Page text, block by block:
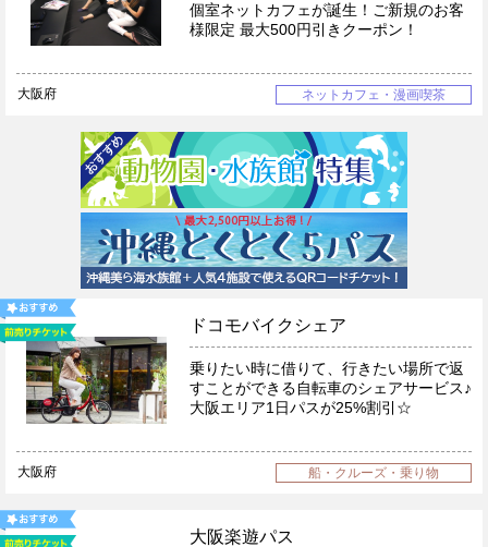
個室ネットカフェが誕生！ご新規のお客
様限定 最大500円引きクーポン！
大阪府 ネットカフェ・漫画喫茶
ドコモバイクシェア
乗りたい時に借りて、行きたい場所で返
すことができる自転車のシェアサービス♪
大阪エリア1日パスが25%割引☆
大阪府 船・クルーズ・乗り物
大阪楽遊パス